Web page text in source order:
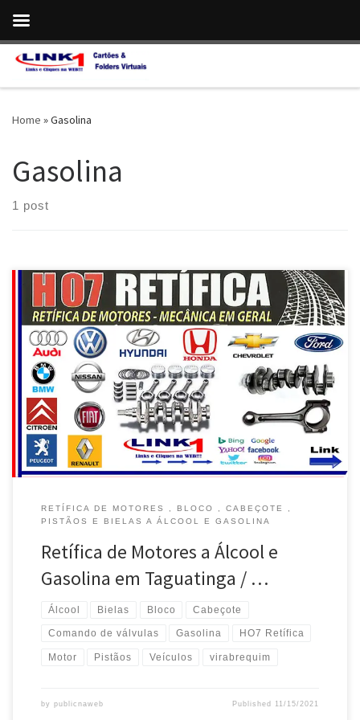
Skip to content
Home »Gasolina
Gasolina
1 post
Retífica de Motor , todos os modelos Chevrolet em Taguatinga /
DF Retífica de Motor, Bloco e cabeçote , modelos VW em
Taguatinga / DF Retífica de Motor, Cabeçote e Pistãos Honda em
Taguatinga / DF Retífica de Motor e Virabrequim, modelos Toyota -
Taguatinga / DF Retífica do Bloco de […]
RETÍFICA DE MOTORES , BLOCO , CABEÇOTE ,
PISTÃOS E BIELAS A ÁLCOOL E GASOLINA
Retífica de Motores a Álcool e
Gasolina em Taguatinga / …
Álcool Bielas Bloco Cabeçote
Comando de válvulas Gasolina HO7 Retífica
Motor Pistãos Veículos virabrequim
by publicnaweb Published 11/15/2021